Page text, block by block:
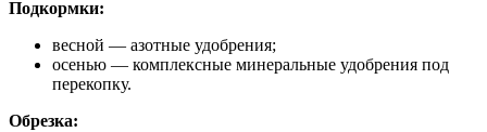
Подкормки:
весной — азотные удобрения;
осенью — комплексные минеральные удобрения под
перекопку.
Обрезка: